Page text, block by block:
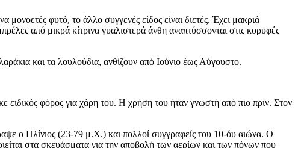
φυτό, το άλλο συγγενές είδος είναι διετές. Έχει μακριά
από μικρά κίτρινα γυαλιστερά άνθη αναπτύσσονται στις κορυφές
και τα λουλούδια, ανθίζουν από Ιούνιο έως Αύγουστο.
ειδικός φόρος για χάρη του. Η χρήση του ήταν γνωστή από πιο πριν. Στον
ο Πλίνιος (23-79 μ.Χ.) και πολλοί συγγραφείς του 10-όυ αιώνα. Ο
στα σκευάσματα για την αποβολή των αερίων και των πόνων που